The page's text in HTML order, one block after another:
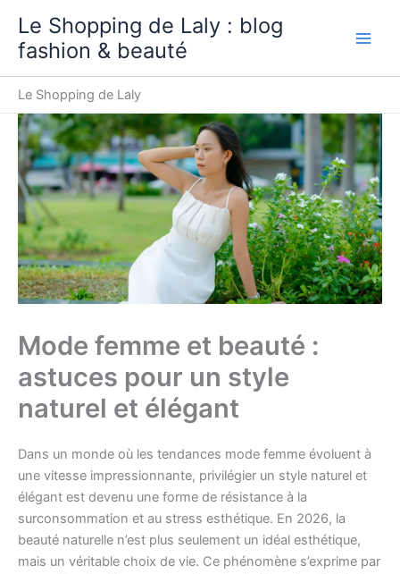
contenu
Le Shopping de Laly : blog
fashion & beauté
Le Shopping de Laly
Mode femme et beauté :
astuces pour un style
naturel et élégant
Dans un monde où les tendances mode femme évoluent à
une vitesse impressionnante, privilégier un style naturel et
élégant est devenu une forme de résistance à la
surconsommation et au stress esthétique. En 2026, la
beauté naturelle n’est plus seulement un idéal esthétique,
mais un véritable choix de vie. Ce phénomène s’exprime par